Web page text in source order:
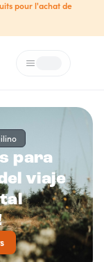
pour l'achat de
Loading...
para
viaje